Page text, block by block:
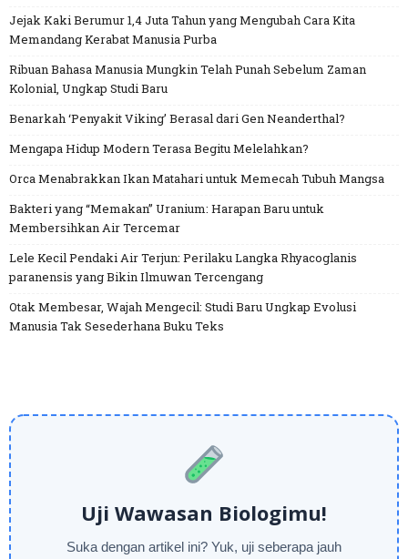
Jejak Kaki Berumur 1,4 Juta Tahun yang Mengubah Cara Kita
Memandang Kerabat Manusia Purba
Ribuan Bahasa Manusia Mungkin Telah Punah Sebelum Zaman
Kolonial, Ungkap Studi Baru
Benarkah ‘Penyakit Viking’ Berasal dari Gen Neanderthal?
Mengapa Hidup Modern Terasa Begitu Melelahkan?
Orca Menabrakkan Ikan Matahari untuk Memecah Tubuh Mangsa
Bakteri yang “Memakan” Uranium: Harapan Baru untuk
Membersihkan Air Tercemar
Lele Kecil Pendaki Air Terjun: Perilaku Langka Rhyacoglanis
paranensis yang Bikin Ilmuwan Tercengang
Otak Membesar, Wajah Mengecil: Studi Baru Ungkap Evolusi
Manusia Tak Sesederhana Buku Teks
Uji Wawasan Biologimu!
Suka dengan artikel ini? Yuk, uji seberapa jauh